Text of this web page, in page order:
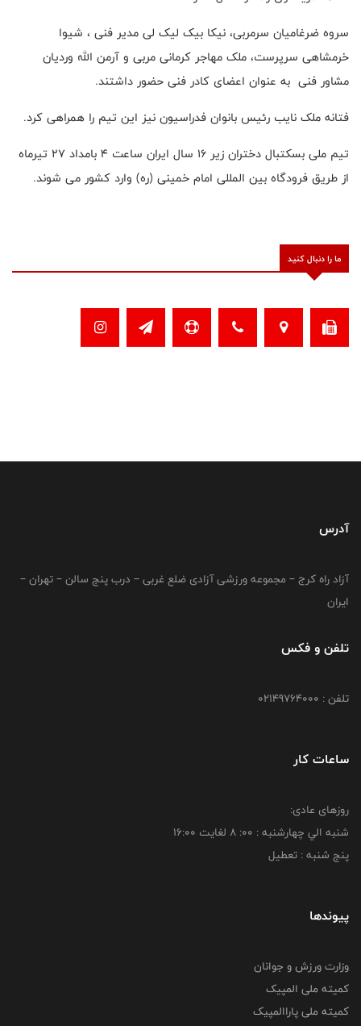
سروه ضرغامیان سرمربی، نیکا بیک لیک لی مدیر فنی ، شیوا
خرمشاهی سرپرست، ملک مهاجر کرمانی مربی و آرمن الله وردیان
مشاور فنی به عنوان اعضای کادر فنی حضور داشتند.
فتانه ملک نایب رئیس بانوان فدراسیون نیز این تیم را همراهی کرد.
تیم ملی بسکتبال دختران زیر ۱۶ سال ایران ساعت ۴ بامداد ۲۷ تیرماه
از طریق فرودگاه بین المللی امام خمینی (ره) وارد کشور می شوند.
ما را دنبال کنید
آدرس
آزاد راه کرج – مجموعه ورزشی آزادی ضلع غربی – درب پنج سالن – تهران –
ایران
تلفن و فکس
تلفن : 02149764000
ساعات کار
روزهای عادی:
شنبه الي چهارشنبه : 00: 8 لغايت 16:00
پنج شنبه : تعطیل
پیوندها
وزارت ورزش و جوانان
کمیته ملی المپیک
کمیته ملی پاراالمپیک